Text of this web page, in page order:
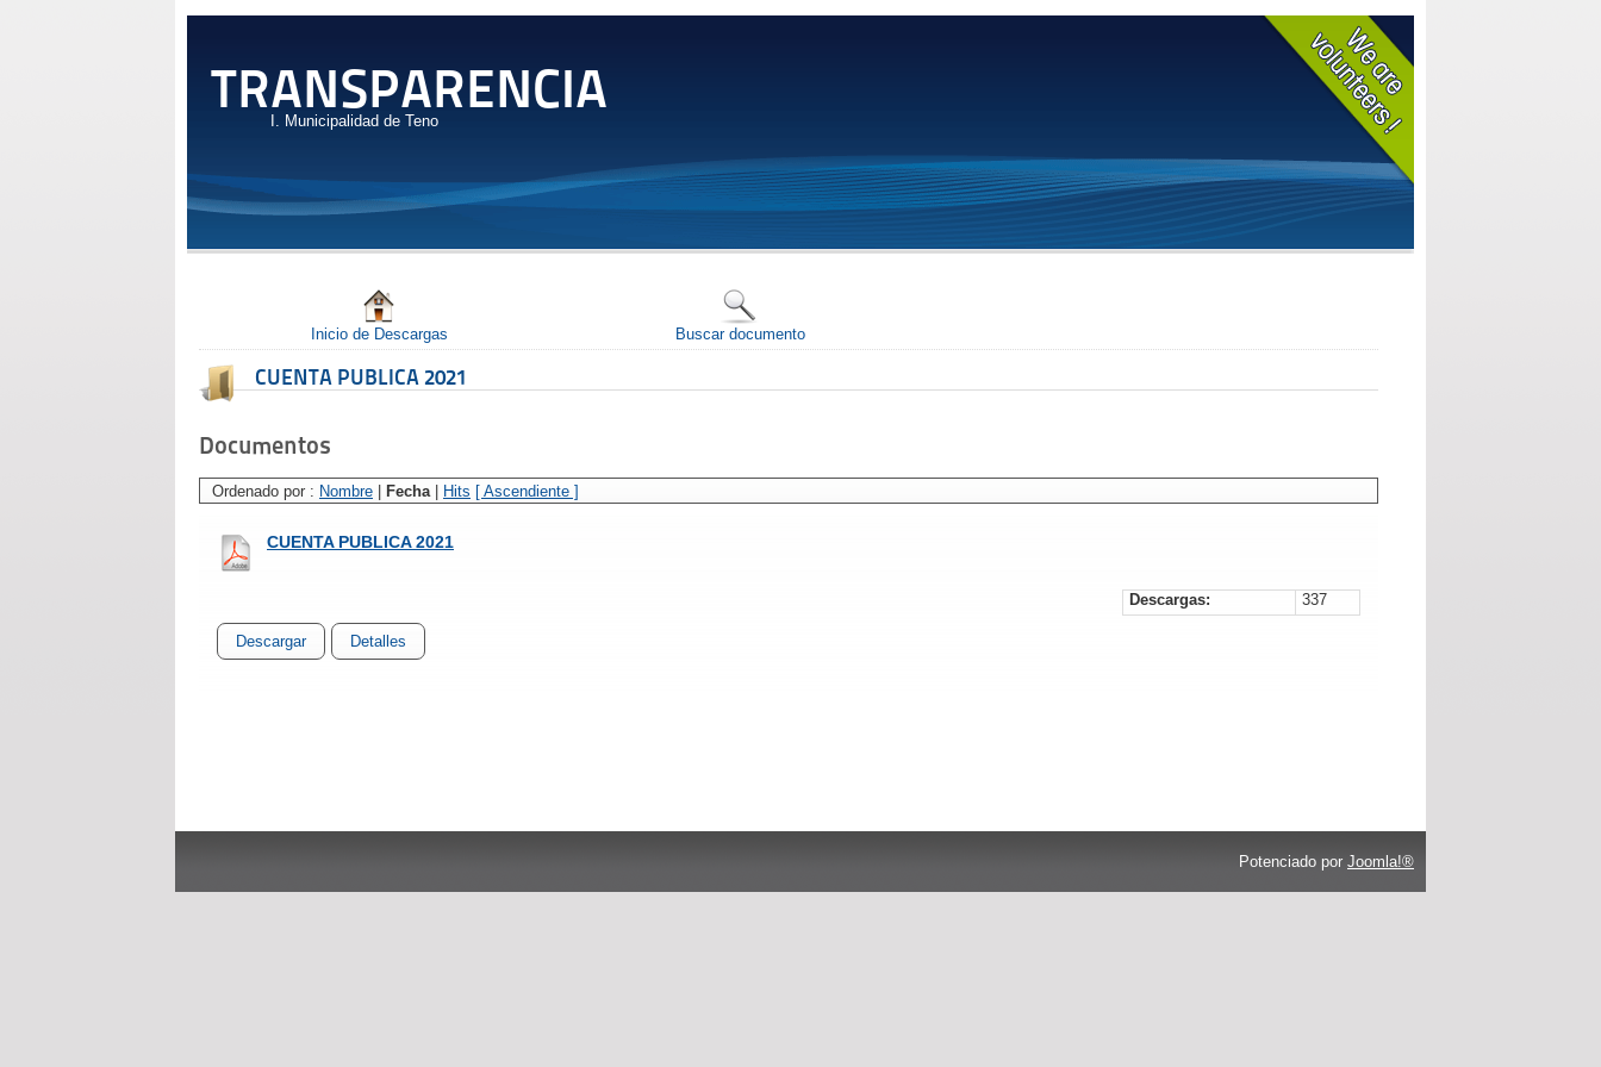
TRANSPARENCIA
I. Municipalidad de Teno
Inicio de Descargas Buscar documento
CUENTA PUBLICA 2021
Documentos
Ordenado por : Nombre Fecha Hits [ Ascendiente ]
CUENTA PUBLICA 2021
Descargas: 337
Descargar Detalles
Potenciado por Joomla!®